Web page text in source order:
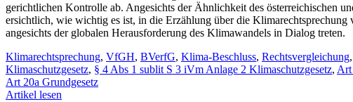
gerichtlichen Kontrolle ab. Angesichts der Ähnlichkeit des österreichischen
ersichtlich, wie wichtig es ist, in die Erzählung über die
angesichts der globalen Herausforderung des Klimawandels in Dialog treten.
Klimarechtsprechung, VfGH, BVerfG, Klima-Beschluss, Rechtsvergleichung,
Klimaschutzgesetz, § 4 Abs 1 sublit S 3 iVm Anlage 2 Klimaschutzgesetz,
Art 20a Grundgesetz
Artikel lesen